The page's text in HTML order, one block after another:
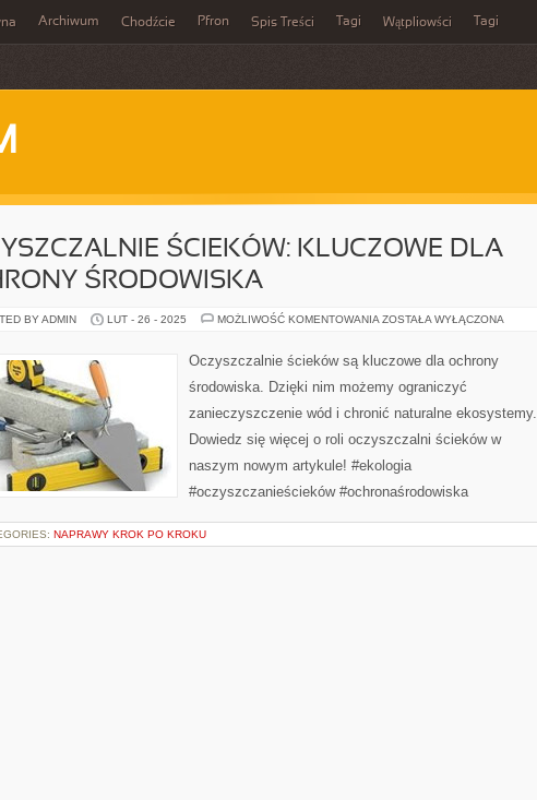
Archiwum Chodźcie Pfron Spis Treści Tagi Wątpliowści Tagi
ŚCIEKÓW: KLUCZOWE DLA
ŚRODOWISKA
BY ADMIN LUT - 26 - 2025 MOŻLIWOŚĆ KOMENTOWANIA OCZYSZCZALNIE
OCHRONY
ZOSTAŁA WYŁĄCZONA
Oczyszczalnie ścieków są kluczowe dla ochrony
środowiska. Dzięki nim możemy ograniczyć
zanieczyszczenie wód i chronić naturalne ekosystemy.
Dowiedz się więcej o roli oczyszczalni ścieków w
naszym nowym artykule! #ekologia
#oczyszczanieścieków #ochronaśrodowiska
NAPRAWY KROK PO KROKU